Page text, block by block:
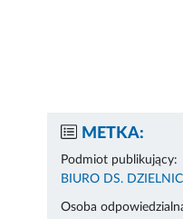
METKA:
Podmiot publikujący:
BIURO DS.
Osoba